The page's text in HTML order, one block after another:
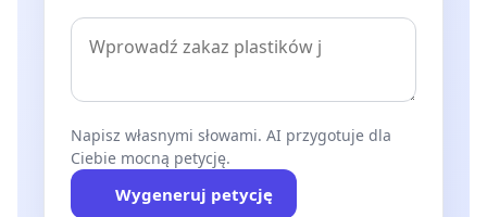
Napisz własnymi słowami. AI przygotuje dla
Ciebie mocną petycję.
Wygeneruj petycję